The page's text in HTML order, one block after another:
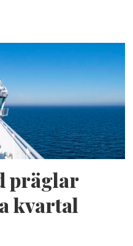
präglar
kvartal